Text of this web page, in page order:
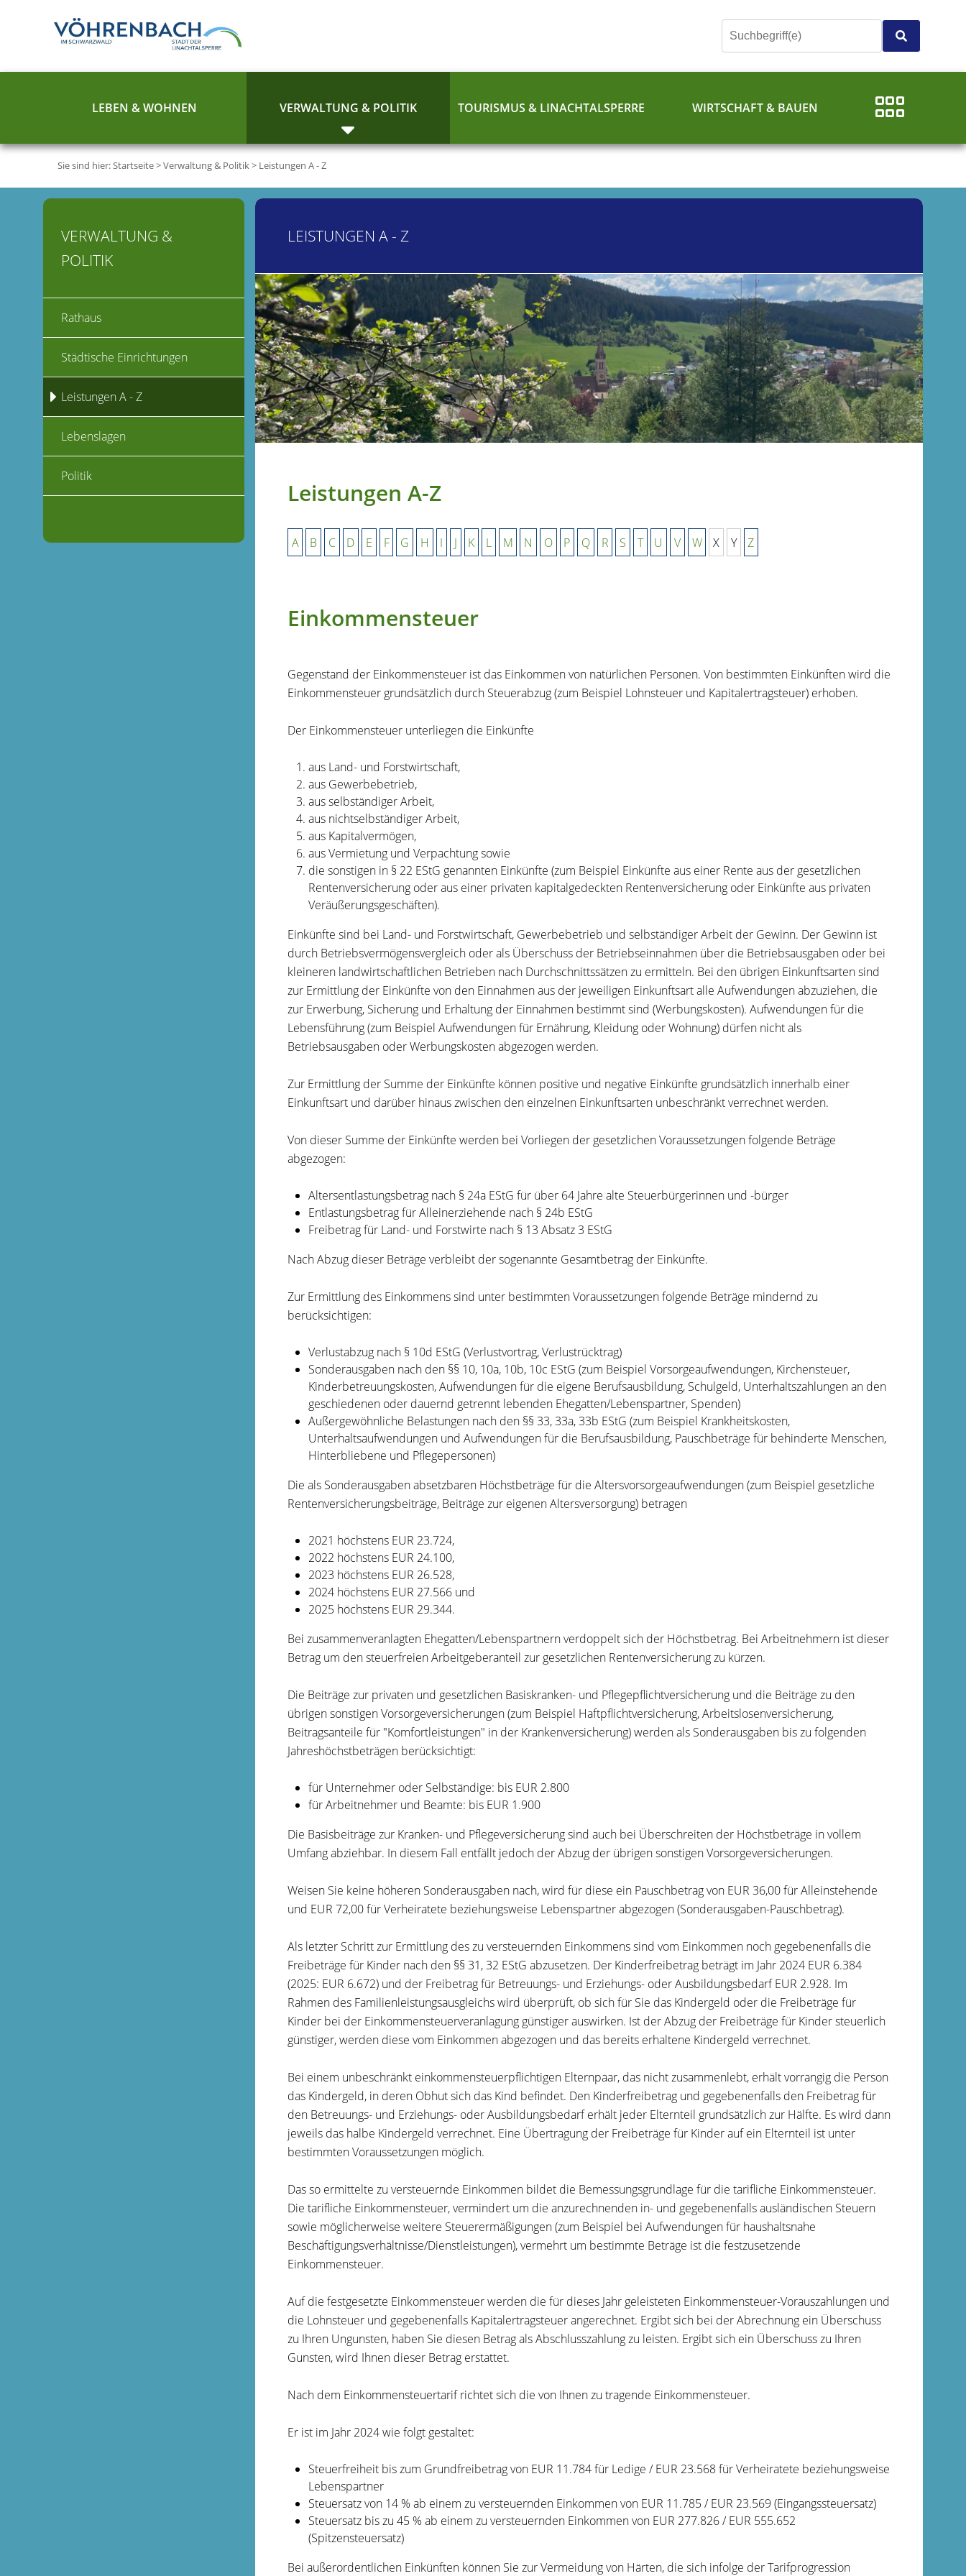
LEBEN & WOHNEN VERWALTUNG & POLITIK TOURISMUS & LINACHTALSPERRE WIRTSCHAFT & BAUEN
Sie sind hier:Startseite>Verwaltung & Politik> Leistungen A - Z
LEISTUNGEN A - Z
Leistungen A-Z
A B C D E F G H I J K L M N O P Q R S T U V W X Y Z
Einkommensteuer
Gegenstand der Einkommensteuer ist das Einkommen von natürlichen Personen. Von bestimmten Einkünften wird die
Einkommensteuer grundsätzlich durch Steuerabzug (zum Beispiel Lohnsteuer und Kapitalertragsteuer) erhoben.
Der Einkommensteuer unterliegen die Einkünfte
aus Land- und Forstwirtschaft,
aus Gewerbebetrieb,
aus selbständiger Arbeit,
aus nichtselbständiger Arbeit,
aus Kapitalvermögen,
aus Vermietung und Verpachtung sowie
die sonstigen in § 22 EStG genannten Einkünfte (zum Beispiel Einkünfte aus einer Rente aus der gesetzlichen
Rentenversicherung oder aus einer privaten kapitalgedeckten Rentenversicherung oder Einkünfte aus privaten
Veräußerungsgeschäften).
Einkünfte sind bei Land- und Forstwirtschaft, Gewerbebetrieb und selbständiger Arbeit der Gewinn. Der Gewinn ist
durch Betriebsvermögensvergleich oder als Überschuss der Betriebseinnahmen über die Betriebsausgaben oder bei
kleineren landwirtschaftlichen Betrieben nach Durchschnittssätzen zu ermitteln. Bei den übrigen Einkunftsarten sind
zur Ermittlung der Einkünfte von den Einnahmen aus der jeweiligen Einkunftsart alle Aufwendungen abzuziehen, die
zur Erwerbung, Sicherung und Erhaltung der Einnahmen bestimmt sind (Werbungskosten). Aufwendungen für die
Lebensführung (zum Beispiel Aufwendungen für Ernährung, Kleidung oder Wohnung) dürfen nicht als
Betriebsausgaben oder Werbungskosten abgezogen werden.
Zur Ermittlung der Summe der Einkünfte können positive und negative Einkünfte grundsätzlich innerhalb einer
Einkunftsart und darüber hinaus zwischen den einzelnen Einkunftsarten unbeschränkt verrechnet werden.
Von dieser Summe der Einkünfte werden bei Vorliegen der gesetzlichen Voraussetzungen folgende Beträge
abgezogen:
Altersentlastungsbetrag nach § 24a EStG für über 64 Jahre alte Steuerbürgerinnen und -bürger
Entlastungsbetrag für Alleinerziehende nach § 24b EStG
Freibetrag für Land- und Forstwirte nach § 13 Absatz 3 EStG
Nach Abzug dieser Beträge verbleibt der sogenannte Gesamtbetrag der Einkünfte.
Zur Ermittlung des Einkommens sind unter bestimmten Voraussetzungen folgende Beträge mindernd zu
berücksichtigen:
Verlustabzug nach § 10d EStG (Verlustvortrag, Verlustrücktrag)
Sonderausgaben nach den §§ 10, 10a, 10b, 10c EStG (zum Beispiel Vorsorgeaufwendungen, Kirchensteuer,
Kinderbetreuungskosten, Aufwendungen für die eigene Berufsausbildung, Schulgeld, Unterhaltszahlungen an den
geschiedenen oder dauernd getrennt lebenden Ehegatten/Lebenspartner, Spenden)
Außergewöhnliche Belastungen nach den §§ 33, 33a, 33b EStG (zum Beispiel Krankheitskosten,
Unterhaltsaufwendungen und Aufwendungen für die Berufsausbildung, Pauschbeträge für behinderte Menschen,
Hinterbliebene und Pflegepersonen)
Die als Sonderausgaben absetzbaren Höchstbeträge für die Altersvorsorgeaufwendungen (zum Beispiel gesetzliche
Rentenversicherungsbeiträge, Beiträge zur eigenen Altersversorgung) betragen
2021 höchstens EUR 23.724,
2022 höchstens EUR 24.100,
2023 höchstens EUR 26.528,
2024 höchstens EUR 27.566 und
2025 höchstens EUR 29.344.
Bei zusammenveranlagten Ehegatten/Lebenspartnern verdoppelt sich der Höchstbetrag. Bei Arbeitnehmern ist dieser
Betrag um den steuerfreien Arbeitgeberanteil zur gesetzlichen Rentenversicherung zu kürzen.
Die Beiträge zur privaten und gesetzlichen Basiskranken- und Pflegepflichtversicherung und die Beiträge zu den
übrigen sonstigen Vorsorgeversicherungen (zum Beispiel Haftpflichtversicherung, Arbeitslosenversicherung,
Beitragsanteile für "Komfortleistungen" in der Krankenversicherung) werden als Sonderausgaben bis zu folgenden
Jahreshöchstbeträgen berücksichtigt:
für Unternehmer oder Selbständige: bis EUR 2.800
für Arbeitnehmer und Beamte: bis EUR 1.900
Die Basisbeiträge zur Kranken- und Pflegeversicherung sind auch bei Überschreiten der Höchstbeträge in vollem
Umfang abziehbar. In diesem Fall entfällt jedoch der Abzug der übrigen sonstigen Vorsorgeversicherungen.
Weisen Sie keine höheren Sonderausgaben nach, wird für diese ein Pauschbetrag von EUR 36,00 für Alleinstehende
und EUR 72,00 für Verheiratete beziehungsweise Lebenspartner abgezogen (Sonderausgaben-Pauschbetrag).
Als letzter Schritt zur Ermittlung des zu versteuernden Einkommens sind vom Einkommen noch gegebenenfalls die
Freibeträge für Kinder nach den §§ 31, 32 EStG abzusetzen. Der Kinderfreibetrag beträgt im Jahr 2024 EUR 6.384
(2025: EUR 6.672) und der Freibetrag für Betreuungs- und Erziehungs- oder Ausbildungsbedarf EUR 2.928. Im
Rahmen des Familienleistungsausgleichs wird überprüft, ob sich für Sie das Kindergeld oder die Freibeträge für
Kinder bei der Einkommensteuerveranlagung günstiger auswirken. Ist der Abzug der Freibeträge für Kinder steuerlich
günstiger, werden diese vom Einkommen abgezogen und das bereits erhaltene Kindergeld verrechnet.
Bei einem unbeschränkt einkommensteuerpflichtigen Elternpaar, das nicht zusammenlebt, erhält vorrangig die Person
das Kindergeld, in deren Obhut sich das Kind befindet. Den Kinderfreibetrag und gegebenenfalls den Freibetrag für
den Betreuungs- und Erziehungs- oder Ausbildungsbedarf erhält jeder Elternteil grundsätzlich zur Hälfte. Es wird dann
jeweils das halbe Kindergeld verrechnet. Eine Übertragung der Freibeträge für Kinder auf ein Elternteil ist unter
bestimmten Voraussetzungen möglich.
Das so ermittelte zu versteuernde Einkommen bildet die Bemessungsgrundlage für die tarifliche Einkommensteuer.
Die tarifliche Einkommensteuer, vermindert um die anzurechnenden in- und gegebenenfalls ausländischen Steuern
sowie möglicherweise weitere Steuerermäßigungen (zum Beispiel bei Aufwendungen für haushaltsnahe
Beschäftigungsverhältnisse/Dienstleistungen), vermehrt um bestimmte Beträge ist die festzusetzende
Einkommensteuer.
Auf die festgesetzte Einkommensteuer werden die für dieses Jahr geleisteten Einkommensteuer-Vorauszahlungen und
die Lohnsteuer und gegebenenfalls Kapitalertragsteuer angerechnet. Ergibt sich bei der Abrechnung ein Überschuss
zu Ihren Ungunsten, haben Sie diesen Betrag als Abschlusszahlung zu leisten. Ergibt sich ein Überschuss zu Ihren
Gunsten, wird Ihnen dieser Betrag erstattet.
Nach dem Einkommensteuertarif richtet sich die von Ihnen zu tragende Einkommensteuer.
Er ist im Jahr 2024 wie folgt gestaltet:
Steuerfreiheit bis zum Grundfreibetrag von EUR 11.784 für Ledige / EUR 23.568 für Verheiratete beziehungsweise
Lebenspartner
Steuersatz von 14 % ab einem zu versteuernden Einkommen von EUR 11.785 / EUR 23.569 (Eingangssteuersatz)
Steuersatz bis zu 45 % ab einem zu versteuernden Einkommen von EUR 277.826 / EUR 555.652
(Spitzensteuersatz)
Bei außerordentlichen Einkünften können Sie zur Vermeidung von Härten, die sich infolge der Tarifprogression
VERWALTUNG &
POLITIK
Rathaus
Städtische Einrichtungen
Leistungen A - Z
Lebenslagen
Politik